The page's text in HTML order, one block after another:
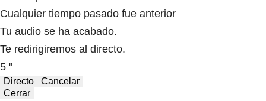
Cualquier tiempo pasado fue anterior
Tu audio se ha acabado.
Te redirigiremos al directo.
5 "
Directo
Cancelar
Cerrar